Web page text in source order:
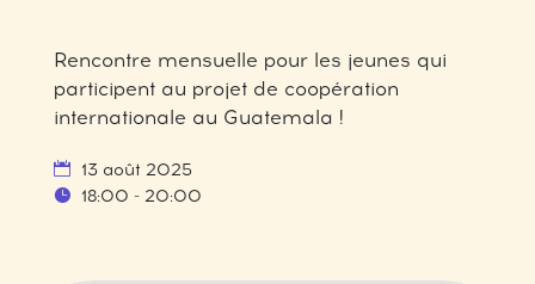
Rencontre mensuelle pour les jeunes qui
participent au projet de coopération
internationale au Guatemala !
13 août 2025
18:00 - 20:00